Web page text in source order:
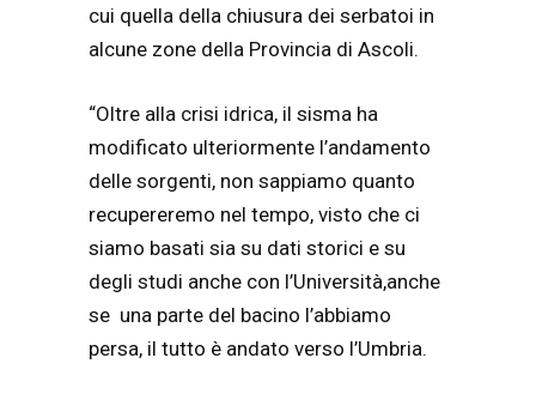
cui quella della chiusura dei serbatoi in
alcune zone della Provincia di Ascoli.
“Oltre alla crisi idrica, il sisma ha
modificato ulteriormente l’andamento
delle sorgenti, non sappiamo quanto
recupereremo nel tempo, visto che ci
siamo basati sia su dati storici e su
degli studi anche con l’Università,anche
se una parte del bacino l’abbiamo
persa, il tutto è andato verso l’Umbria.